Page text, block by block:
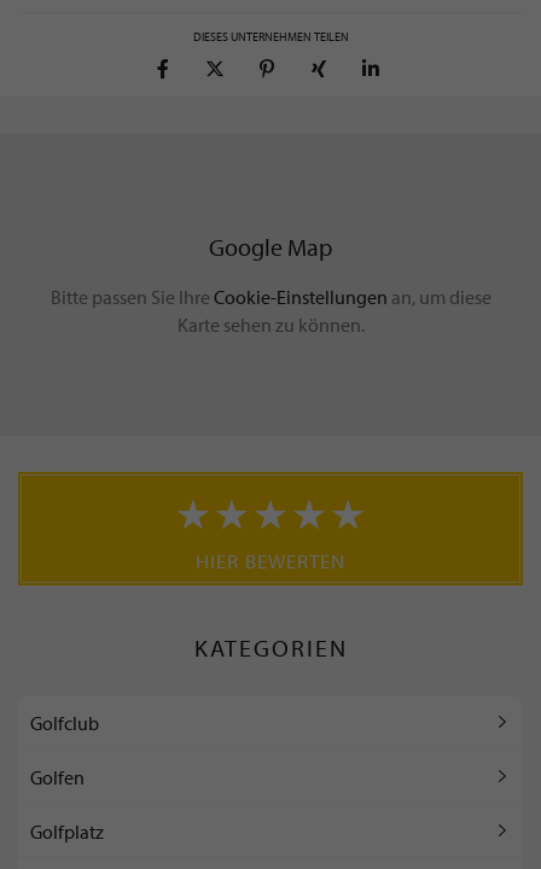
DIESES UNTERNEHMEN TEILEN
Google Map
Bitte passen Sie Ihre Cookie-Einstellungen an, um diese
Karte sehen zu können.
HIER BEWERTEN
KATEGORIEN
Golfclub
Golfen
Golfplatz